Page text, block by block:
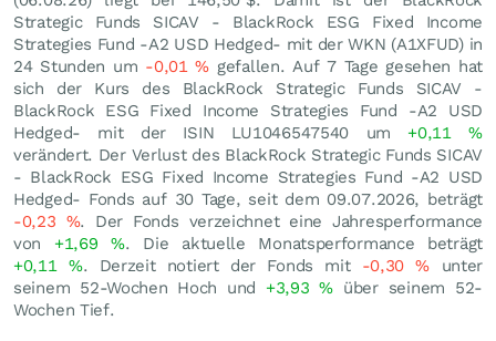
Strategic Funds SICAV - BlackRock ESG Fixed Income
Strategies Fund -A2 USD Hedged- mit der WKN (A1XFUD) in
24 Stunden um -0,01% gefallen. Auf 7 Tage gesehen hat
sich der Kurs des BlackRock Strategic Funds SICAV -
BlackRock ESG Fixed Income Strategies Fund -A2 USD
Hedged- mit der ISIN LU1046547540 um +0,11%
verändert. Der Verlust des BlackRock Strategic Funds SICAV
- BlackRock ESG Fixed Income Strategies Fund -A2 USD
Hedged- Fonds auf 30 Tage, seit dem 09.07.2026, beträgt
-0,23 %. Der Fonds verzeichnet eine Jahresperformance
von +1,69%. Die aktuelle Monatsperformance beträgt
+0,11 %. Derzeit notiert der Fonds mit -0,30% unter
seinem 52-Wochen Hoch und +3,93% über seinem 52-
Wochen Tief.